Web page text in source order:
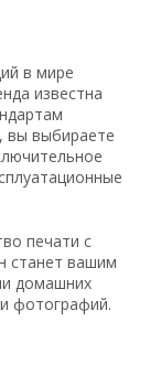
в мире
известна
вы выбираете
печати с
станет вашим
домашних
фотографий.